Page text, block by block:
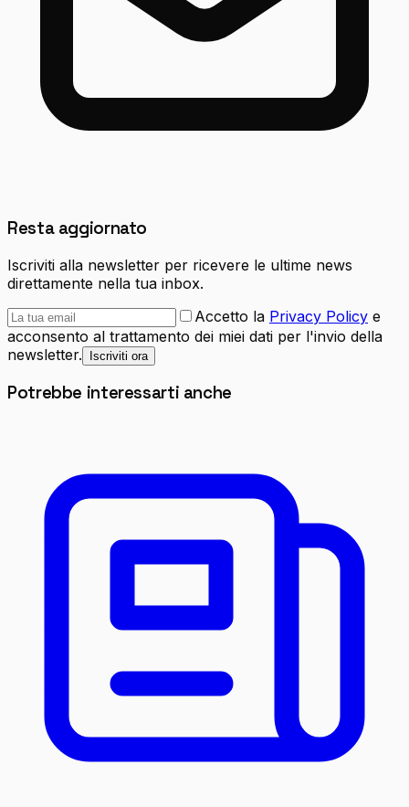
Resta aggiornato
Iscriviti alla newsletter per ricevere le ultime news
direttamente nella tua inbox.
Accetto la Privacy Policy e
acconsento al trattamento dei miei dati per l'invio della
newsletter.
Iscriviti ora
Potrebbe interessarti anche